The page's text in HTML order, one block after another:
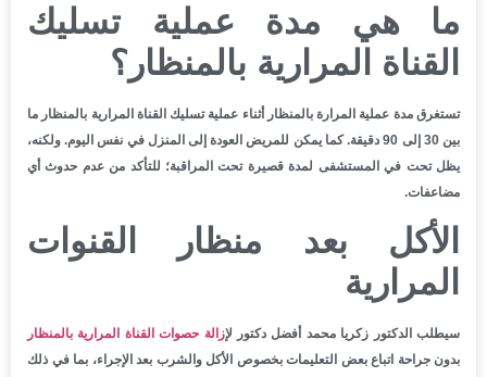
ما هي مدة عملية تسليك
القناة المرارية بالمنظار؟
تستغرق مدة عملية المرارة بالمنظار أثناء عملية تسليك القناة المرارية بالمنظار ما
بين 30 إلى 90 دقيقة. كما يمكن للمريض العودة إلى المنزل في نفس اليوم. ولكنه،
يظل تحت في المستشفى لمدة قصيرة تحت المراقبة؛ للتأكد من عدم حدوث أي
مضاعفات.
الأكل بعد منظار القنوات
المرارية
سيطلب الدكتور زكريا محمد أفضل دكتور لإزالة حصوات القناة المرارية بالمنظار
بدون جراحة اتباع بعض التعليمات بخصوص الأكل والشرب بعد الإجراء، بما في ذلك